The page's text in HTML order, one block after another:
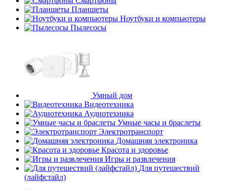
Планшеты
Ноутбуки и компьютеры
Пылесосы
Умный дом
Видеотехника
Аудиотехника
Умные часы и браслеты
Электротранспорт
Домашняя электроника
Красота и здоровье
Игры и развлечения
Для путешествий
(лайфстайл)